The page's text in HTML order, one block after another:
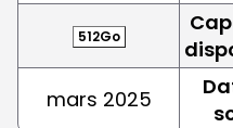
512Go
mars 2025